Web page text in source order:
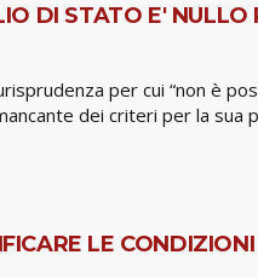
DI STATO E' NULLO
per cui “non è
dei criteri per la
LE